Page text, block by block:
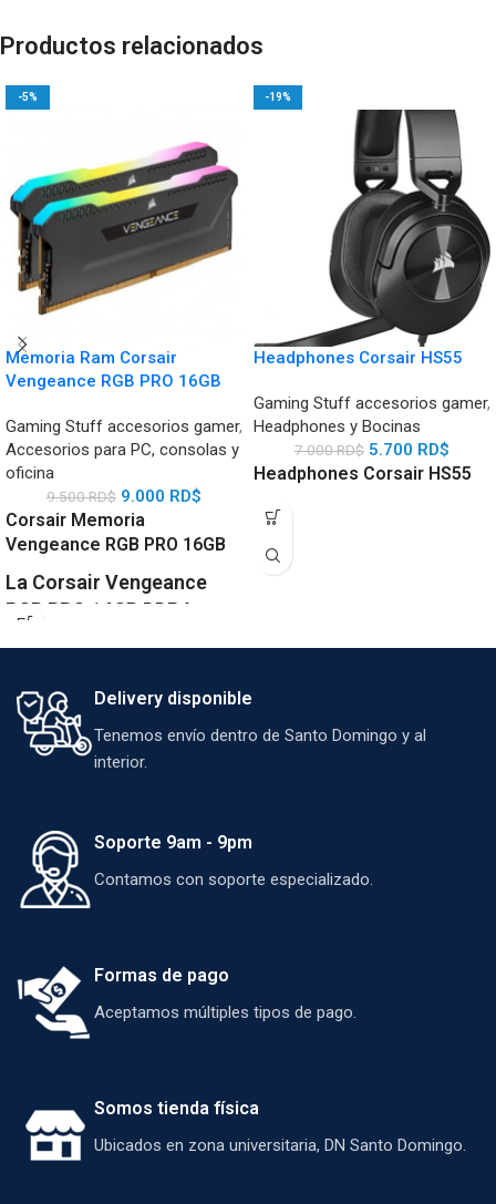
Productos relacionados
-5%
Memoria Ram Corsair
Vengeance RGB PRO 16GB
Gaming Stuff accesorios gamer,
Accesorios para PC, consolas y
oficina
9.500RD$ 9.000 RD$
Corsair Memoria
Vengeance RGB PRO 16GB
La Corsair Vengeance
RGB PRO 16GB DDR4
para gamers y creadores
exigentes. Ofrece
velocidad de 2666MHz,
software iCUE, y
compatibilidad con Intel y
AMD. Su diseño sin
cables mejora la estética
mientras que su perfil
XMP 2.0 permite un
overclocking estable y
estilo y eficiencia.
-19%
Headphones Corsair HS55
Gaming Stuff accesorios gamer,
Headphones y Bocinas
7.000RD$ 5.700 RD$
Headphones Corsair HS55
Delivery disponible
Tenemos envío dentro de Santo Domingo y al
interior.
Soporte 9am - 9pm
Contamos con soporte especializado.
Formas de pago
Aceptamos múltiples tipos de pago.
Somos tienda física
Ubicados en zona universitaria, DN Santo Domingo.